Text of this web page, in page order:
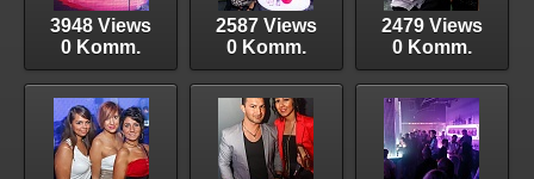
3948 Views
0 Komm.
2587 Views
0 Komm.
2479 Views
0 Komm.